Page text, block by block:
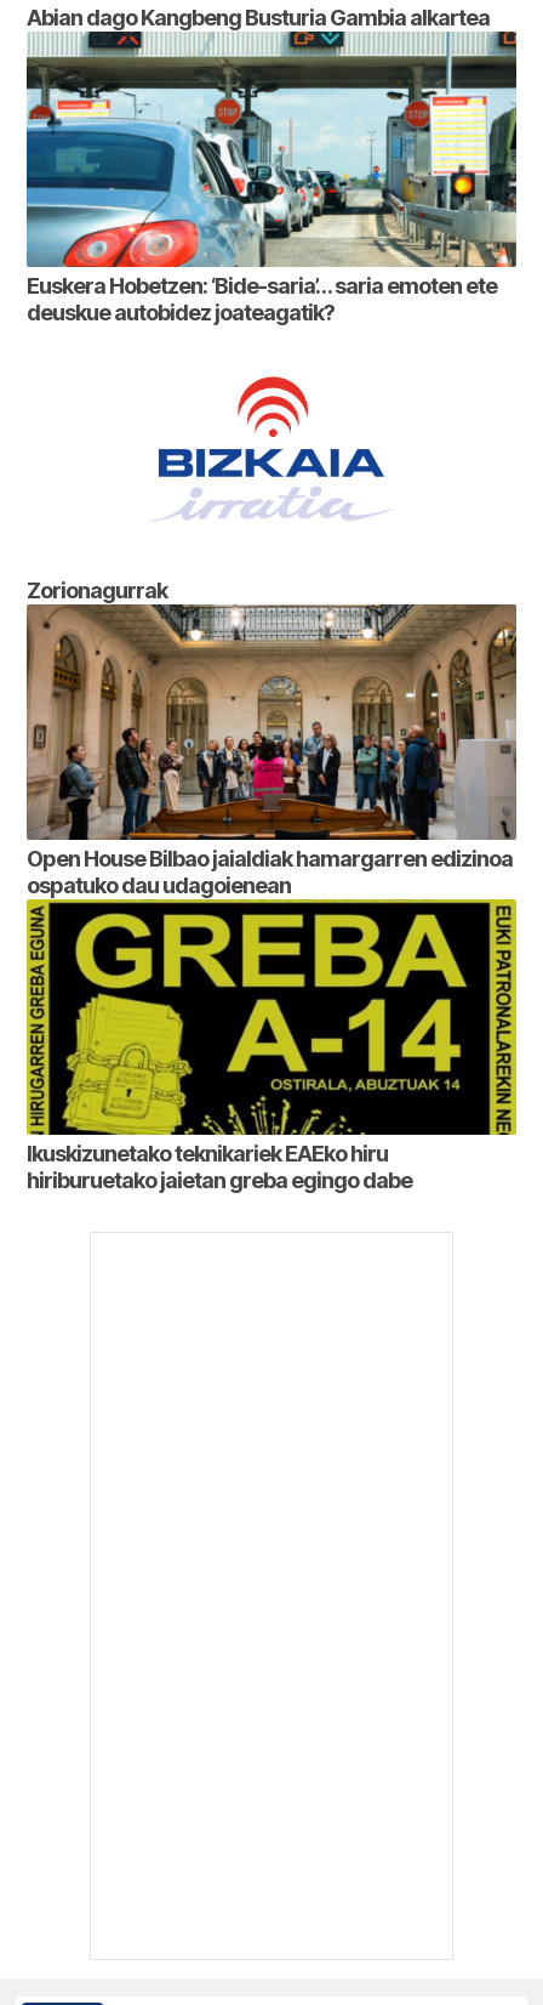
Abian dago Kangbeng Busturia Gambia alkartea
Euskera Hobetzen: ‘Bide-saria’… saria emoten ete
deuskue autobidez joateagatik?
Zorionagurrak
Open House Bilbao jaialdiak hamargarren edizinoa
ospatuko dau udagoienean
Ikuskizunetako teknikariek EAEko hiru
hiriburuetako jaietan greba egingo dabe